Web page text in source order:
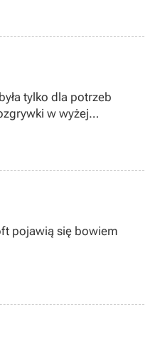
tylko dla potrzeb
w wyżej
pojawią się bowiem